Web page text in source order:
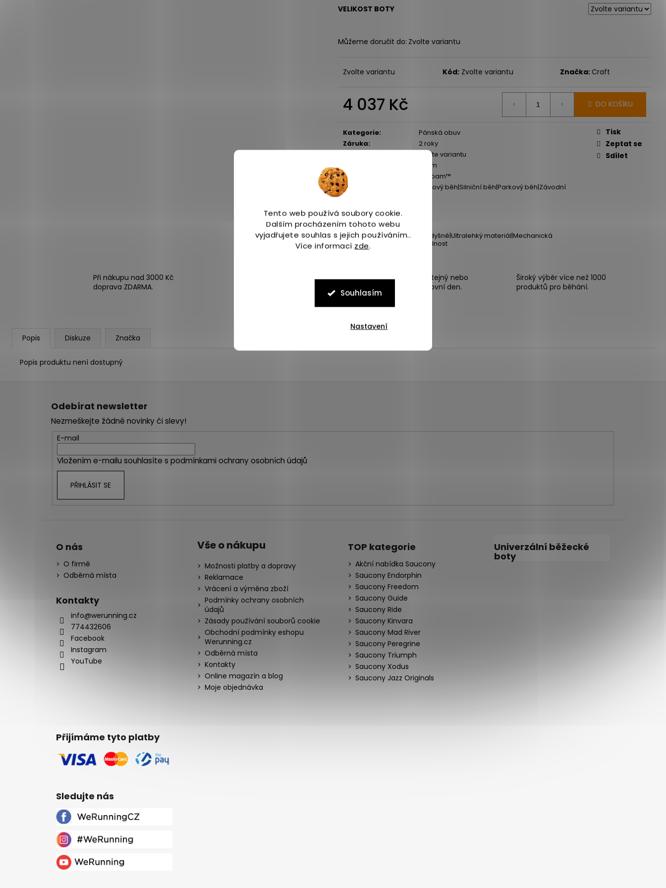
Tento web používá soubory cookie.
Dalším procházením tohoto webu
vyjadřujete souhlas s jejich používáním..
Více informací zde.
Souhlasím
Nastavení
VELIKOST BOTY
Můžeme doručit do: Zvolte variantu
Zvolte variantu Kód: Zvolte variantu Značka: Craft
4 037 Kč DO KOŠÍKU
Kategorie:
Pánská obuv
Záruka:
2 roky
Zvolte variantu
6 mm
Technologie
Cr Foam™
Aktivita
Trailový běh|Silniční běh|Parkový běh|Závodní
aktivita:
Sport:
Vlastnost:
Prodyšné|Ultralehký materiál|Mechanická
odolnost
Tisk
Zeptat se
Sdílet
Při nákupu nad 3000 Kč
doprava ZDARMA.
4 odběrná místa po Praze.
Expedice zboží stejný nebo
následující pracovní den.
Široký výběr více než 1000
produktů pro běhání.
Popis Diskuze Značka
Popis produktu není dostupný
Odebírat newsletter
Nezmeškejte žádné novinky či slevy!
E-mail
Vložením e-mailu souhlasíte s podmínkami ochrany osobních údajů
PŘIHLÁSIT SE
O nás
O firmě
Odběrná místa
Kontakty
info@werunning.cz
774432606
Facebook
Instagram
YouTube
Vše o nákupu
Možnosti platby a dopravy
Reklamace
Vrácení a výměna zboží
Podmínky ochrany osobních
údajů
Zásady používání souborů cookie
Obchodní podmínky eshopu
Werunning.cz
Odběrná místa
Kontakty
Online magazín a blog
Moje objednávka
TOP kategorie
Akční nabídka Saucony
Saucony Endorphin
Saucony Freedom
Saucony Guide
Saucony Ride
Saucony Kinvara
Saucony Mad River
Saucony Peregrine
Saucony Triumph
Saucony Xodus
Saucony Jazz Originals
Univerzální běžecké
boty
Přijímáme tyto platby
Sledujte nás